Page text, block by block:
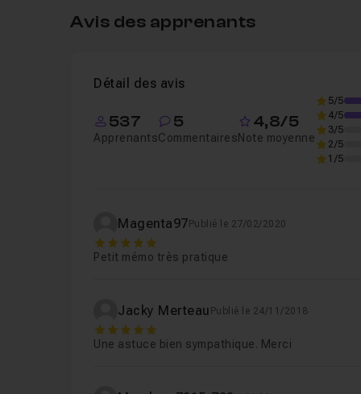
Avis des apprenants
Détail des avis
537
Apprenants
5
Commentaires
4,8/5
Note moyenne
5/5
4/5
3/5
2/5
1/5
Magenta97 Publié le 27/02/2020
5
Petit mémo très pratique
Jacky Merteau Publié le 24/11/2018
5
Une astuce bien sympathique. Merci